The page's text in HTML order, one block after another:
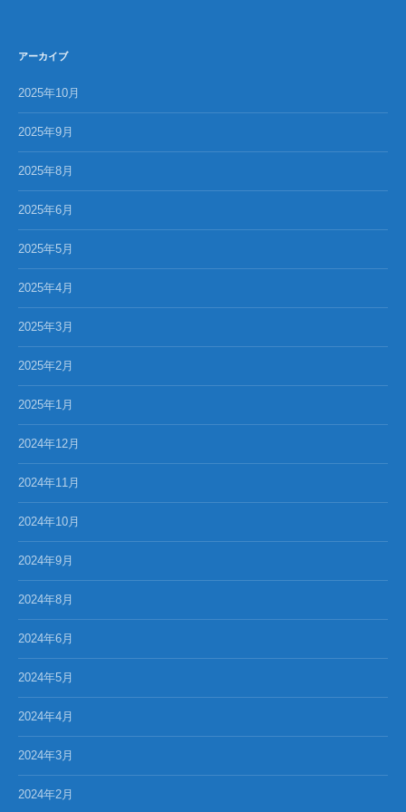
アーカイブ
2025年10月
2025年9月
2025年8月
2025年6月
2025年5月
2025年4月
2025年3月
2025年2月
2025年1月
2024年12月
2024年11月
2024年10月
2024年9月
2024年8月
2024年6月
2024年5月
2024年4月
2024年3月
2024年2月